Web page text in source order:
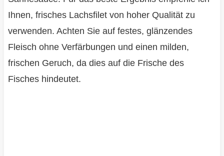
Ihnen, frisches Lachsfilet von hoher Qualität zu
verwenden. Achten Sie auf festes, glänzendes
Fleisch ohne Verfärbungen und einen milden,
frischen Geruch, da dies auf die Frische des
Fisches hindeutet.